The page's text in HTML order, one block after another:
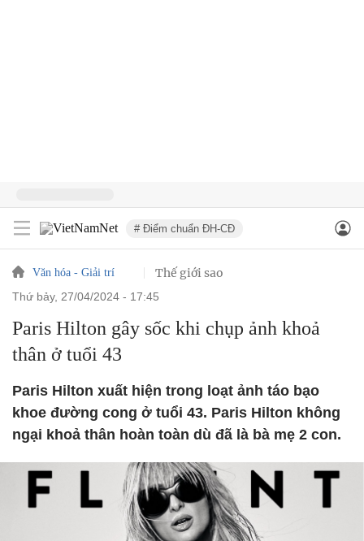
# Điểm chuẩn ĐH-CĐ
Văn hóa - Giải trí Thế giới sao
thứ bảy, 27/04/2024 - 17:45
Paris Hilton gây sốc khi chụp ảnh khoả
thân ở tuổi 43
Paris Hilton xuất hiện trong loạt ảnh táo bạo
khoe đường cong ở tuổi 43. Paris Hilton không
ngại khoả thân hoàn toàn dù đã là bà mẹ 2 con.